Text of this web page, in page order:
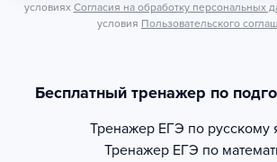
условиях Согласия на обработку персональных
условия Пользовательского
Бесплатный тренажер по
Тренажер ЕГЭ по русскому
Тренажер ЕГЭ по